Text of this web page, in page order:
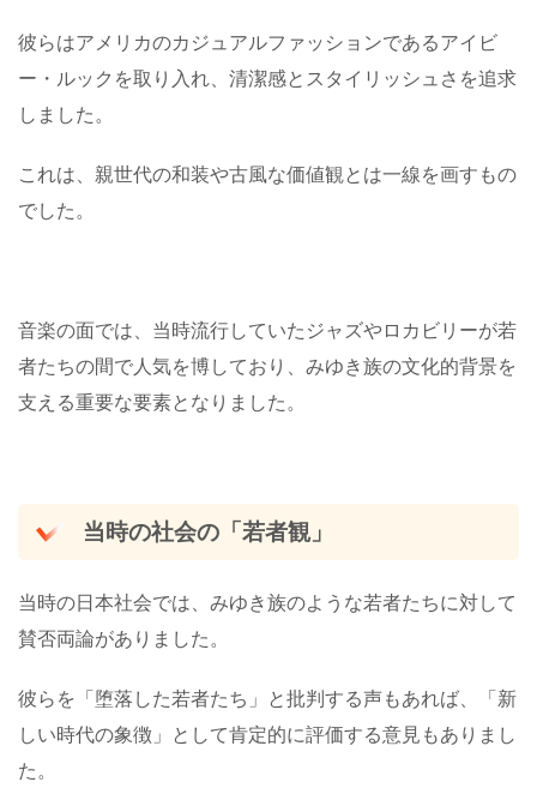
彼らはアメリカのカジュアルファッションであるアイビ
ー・ルックを取り入れ、清潔感とスタイリッシュさを追求
しました。
これは、親世代の和装や古風な価値観とは一線を画すもの
でした。
音楽の面では、当時流行していたジャズやロカビリーが若
者たちの間で人気を博しており、みゆき族の文化的背景を
支える重要な要素となりました。
当時の社会の「若者観」
当時の日本社会では、みゆき族のような若者たちに対して
賛否両論がありました。
彼らを「堕落した若者たち」と批判する声もあれば、「新
しい時代の象徴」として肯定的に評価する意見もありまし
た。